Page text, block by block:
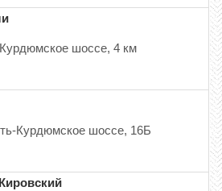
шоссе, 4 км
Курдюмское шоссе, 16Б